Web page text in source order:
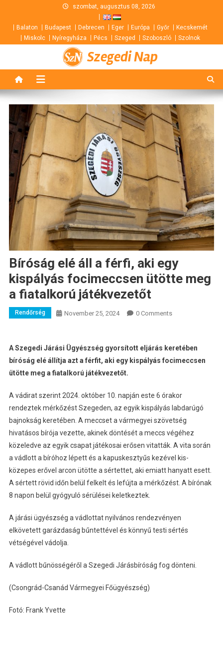
content
szombat, augusztus 08, 2026
Balaton Budapest Debrecen Eger Európa Győr
Kecskemét
Miskolc
Nyíregyháza Pécs Szeged Szoboszló Szolnok
Szegedi Nap
Bíróság elé áll a férfi, aki egy
kispályás focimeccsen ütötte meg
a fiatalkorú játékvezetőt
Rendőrség November 25, 2024 0 Comments
A Szegedi Járási Ügyészség gyorsított eljárás keretében
bíróság elé állítja azt a férfit, aki egy kispályás focimeccsen
ütötte meg a fiatalkorú játékvezetőt.
A vádirat szerint 2024. október 10. napján este 6 órakor
rendeztek mérkőzést Szegeden, az egyik kispályás labdarúgó
bajnokság keretében. A meccset a vármegyei szövetség
hivatásos bírója vezette, akinek döntését a meccs végéhez
közeledve az egyik csapat játékosai erősen vitatták. A vita során
a vádlott a bíróhoz lépett és a kapuskesztyűs kezével kis-
közepes erővel arcon ütötte a sértettet, aki emiatt hanyatt esett.
A sértett rövid időn belül felkelt és lefújta a mérkőzést. A bírónak
8 napon belül gyógyuló sérülései keletkeztek.
A járási ügyészség a vádlottat nyilvános rendezvényen
elkövetett garázdaság bűntettével és könnyű testi sértés
vétségével vádolja.
A vádlott bűnösségéről a Szegedi Járásbíróság fog dönteni.
(Csongrád-Csanád Vármegyei Főügyészség)
Fotó: Frank Yvette